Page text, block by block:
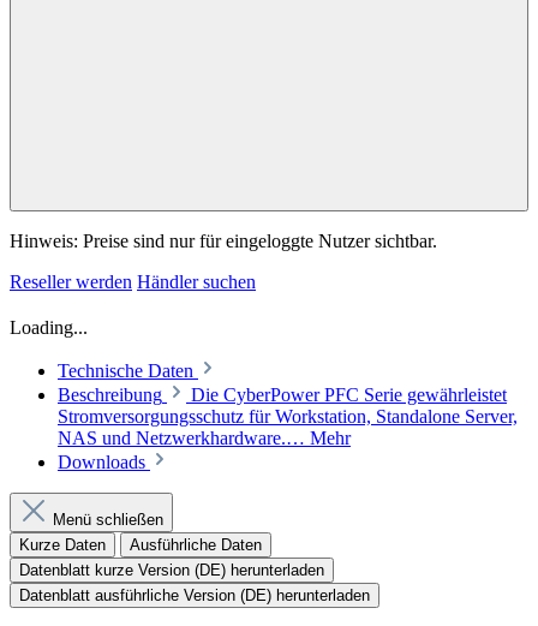
Hinweis: Preise sind nur für eingeloggte Nutzer sichtbar.
Reseller werden Händler suchen
Loading...
Technische Daten
Beschreibung
Die CyberPower PFC Serie gewährleistet
Stromversorgungsschutz für Workstation, Standalone Server,
NAS und Netzwerkhardware.… Mehr
Downloads
Menü schließen
Kurze Daten
Ausführliche Daten
Datenblatt kurze Version (DE) herunterladen
Datenblatt ausführliche Version (DE) herunterladen